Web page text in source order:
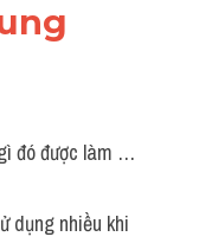
đó được làm …
dụng nhiều khi